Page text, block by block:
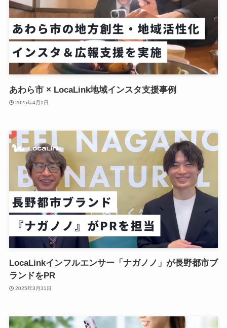
あわら市 × LocaLink地域インスタ支援事例
2025年4月1日
LocaLinkインフルエンサー「ナガノノ」が長野都市ブ
ランドをPR
2025年3月31日